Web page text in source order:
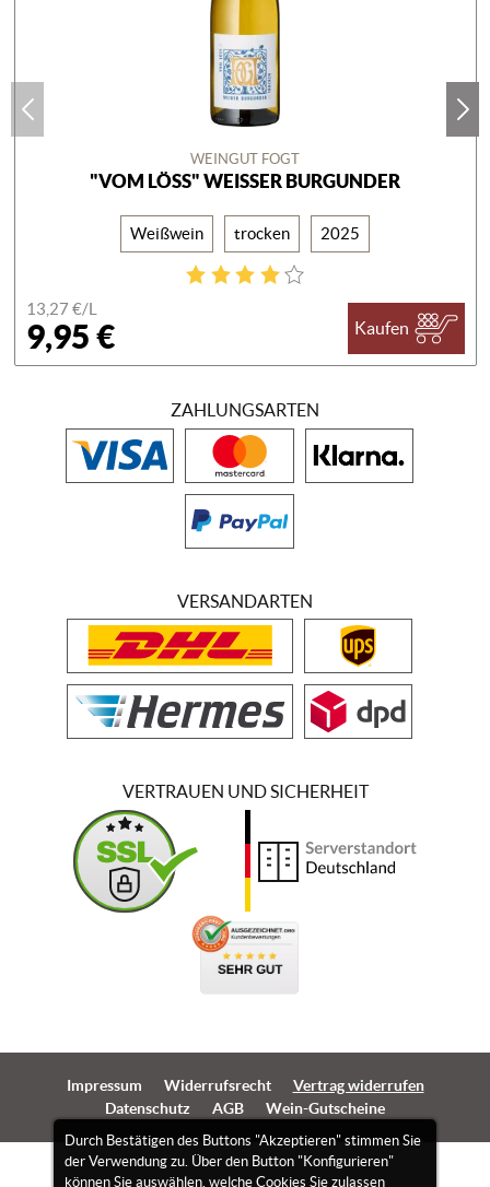
WEINGUT FOGT
"VOM LÖSS" WEISSER BURGUNDER
Weißwein trocken 2025
13,27 €/L
9,95 € Kaufen
Durch Bestätigen des Buttons "Akzeptieren" stimmen Sie
der Verwendung zu. Über den Button "Konfigurieren"
können Sie auswählen, welche Cookies Sie zulassen
ZAHLUNGSARTEN
VERSANDARTEN
VERTRAUEN UND SICHERHEIT
Impressum Widerrufsrecht
Vertrag widerrufen
Datenschutz
AGB Wein-Gutscheine